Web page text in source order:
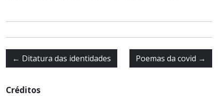
← Ditatura das identidades Poemas da covid →
Créditos